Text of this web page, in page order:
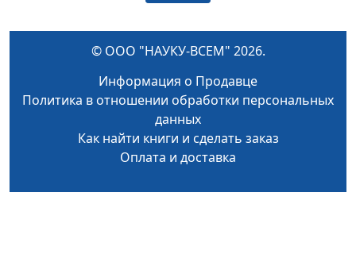
© ООО "НАУКУ-ВСЕМ" 2026.
Информация о Продавце
Политика в отношении обработки персональных
данных
Как найти книги и сделать заказ
Оплата и доставка